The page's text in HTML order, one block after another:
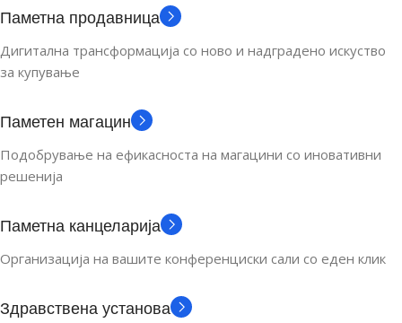
Паметна продавница
Дигитална трансформација со ново и надградено искуство
за купување
Паметен магацин
Подобрување на ефикасноста на магацини со иновативни
решенија
Паметна канцеларија
Организација на вашите конференциски сали со еден клик
Здравствена установа